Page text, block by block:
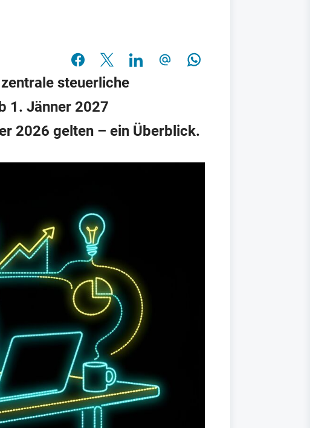
steuerliche
1. Jänner 2027
2026 gelten – ein Überblick.